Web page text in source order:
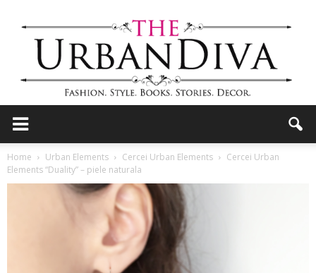
Urban
Diva
Home Urban Elements Cercei Urban Elements
Cercei Urban
Elements “Duality” – piele naturala